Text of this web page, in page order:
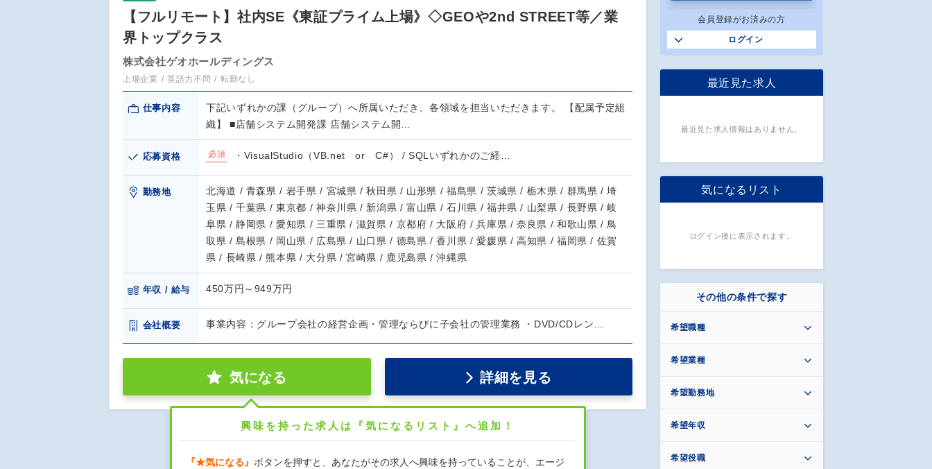
【フルリモート】社内SE《東証プライム上場》◇GEOや2nd STREET等／業
界トップクラス
株式会社ゲオホールディングス
上場企業 英語力不問 転勤なし
仕事内容
下記いずれかの課（グループ）へ所属いただき、各領域を担当いただきます。 【配属予定組
織】 ■店舗システム開発課 店舗システム開…
応募資格 必須 ・VisualStudio（VB.net or C#） / SQLいずれかのご経…
勤務地
北海道 / 青森県 / 岩手県 / 宮城県 / 秋田県 / 山形県 / 福島県 / 茨城県 / 栃木県 / 群馬県 / 埼
玉県 / 千葉県 / 東京都 / 神奈川県 / 新潟県 / 富山県 / 石川県 / 福井県 / 山梨県 / 長野県 / 岐
阜県 / 静岡県 / 愛知県 / 三重県 / 滋賀県 / 京都府 / 大阪府 / 兵庫県 / 奈良県 / 和歌山県 / 鳥
取県 / 島根県 / 岡山県 / 広島県 / 山口県 / 徳島県 / 香川県 / 愛媛県 / 高知県 / 福岡県 / 佐賀
県 / 長崎県 / 熊本県 / 大分県 / 宮崎県 / 鹿児島県 / 沖縄県
年収 / 給与 450万円～949万円
会社概要 事業内容：グループ会社の経営企画・管理ならびに子会社の管理業務 ・DVD/CDレン…
気になる 詳細を見る
興味を持った求人は『気になるリスト』へ追加！
『★気になる』 ボタンを押すと、あなたがその求人へ興味を持っていることが、エージ
会員登録がお済みの方
ログイン
最近見た求人
最近見た求人情報はありません。
気になるリスト
ログイン後に表示されます。
その他の条件で探す
希望職種
希望業種
希望勤務地
希望年収
希望役職